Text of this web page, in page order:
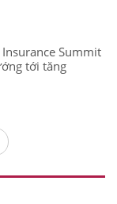
Summit
tới tăng